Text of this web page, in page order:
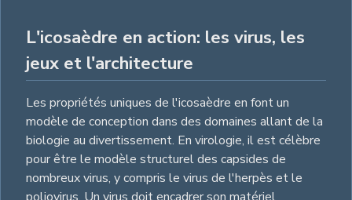
L'icosaèdre en action: les virus, les
jeux et l'architecture
Les propriétés uniques de l'icosaèdre en font un
modèle de conception dans des domaines allant de la
biologie au divertissement. En virologie, il est célèbre
pour être le modèle structurel des capsides de
nombreux virus, y compris le virus de l'herpès et le